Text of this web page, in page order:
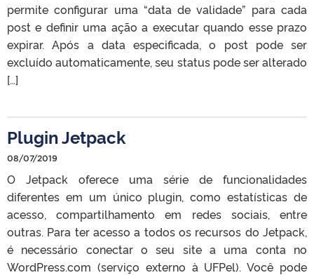
permite configurar uma “data de validade” para cada
post e definir uma ação a executar quando esse prazo
expirar. Após a data especificada, o post pode ser
excluído automaticamente, seu status pode ser alterado
[…]
Plugin Jetpack
08/07/2019
O Jetpack oferece uma série de funcionalidades
diferentes em um único plugin, como estatísticas de
acesso, compartilhamento em redes sociais, entre
outras. Para ter acesso a todos os recursos do Jetpack,
é necessário conectar o seu site a uma conta no
WordPress.com (serviço externo à UFPel). Você pode